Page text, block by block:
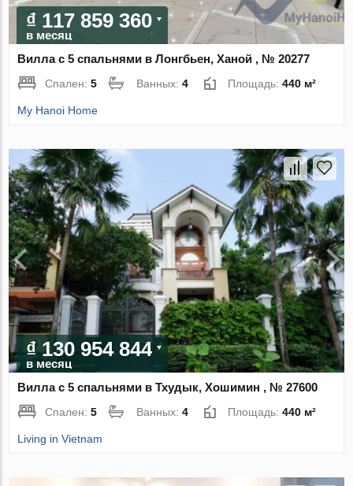
₫ 117 859 360
в месяц
Вилла с 5 спальнями в Лонгбьен, Ханой , № 20277
Спален:5 Ванных:4 Площадь:440 м²
My Hanoi Home
₫ 130 954 844
в месяц
Вилла с 5 спальнями в Тхудык, Хошимин , № 27600
Спален:5 Ванных:4 Площадь:440 м²
Living in Vietnam